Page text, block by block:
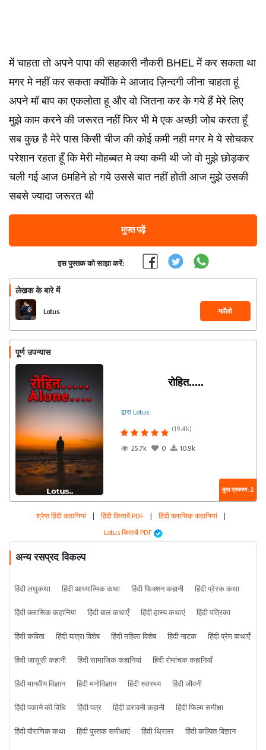
में चाहता तो अपने पापा की सहकारी नौकरी BHEL में कर सकता था
मगर मे नहीं कर सकता क्योंकि मे आजाद ज़िन्दगी जीना चाहता हूं
अपने मॉ बाप का एकलोता हू और वो जितना कर के गये हैं मेरे लिए
मुझे काम करने की जरूरत नहीं फिर भी मे एक अच्छी जोब करता हूँ
सब कुछ है मेरे पास किसी चीज की कोई कमी नही मगर मे ये सोचकर
परेशान रहता हूँ कि मेरी मोहब्बत मे क्या कमी थी जो वो मुझे छोड़कर
चली गई आज 6महिने हो गये उससे बात नहीं होती आज मुझे उसकी
सबसे ज्यादा जरूरत थी
मुफ्त पढ़ें
इस पुस्तक को साझा करें:
लेखक के बारे में
Lotus फॉलो
पूर्ण उपन्यास
रोहित.....
द्वारा Lotus
(19.4k)
25.7k
0 10.9k
कुल प्रकरण : 2
श्रेष्ठ हिंदी कहानियां | हिंदी किताबें PDF | हिंदी क्लासिक कहानियां |
Lotus किताबें PDF
अन्य रसप्रद विकल्प
हिंदी लघुकथा हिंदी आध्यात्मिक कथा हिंदी फिक्शन कहानी
हिंदी प्रेरक कथा
हिंदी क्लासिक कहानियां
हिंदी बाल कथाएँ हिंदी हास्य कथाएं
हिंदी पत्रिका
हिंदी कविता
हिंदी यात्रा विशेष हिंदी महिला विशेष हिंदी नाटक
हिंदी प्रेम कथाएँ
हिंदी जासूसी कहानी
हिंदी सामाजिक कहानियां
हिंदी रोमांचक कहानियाँ
हिंदी मानवीय विज्ञान
हिंदी मनोविज्ञान हिंदी स्वास्थ्य
हिंदी जीवनी
हिंदी पकाने की विधि
हिंदी पत्र हिंदी डरावनी कहानी
हिंदी फिल्म समीक्षा
हिंदी पौराणिक कथा
हिंदी पुस्तक समीक्षाएं हिंदी थ्रिलर
हिंदी कल्पित-विज्ञान